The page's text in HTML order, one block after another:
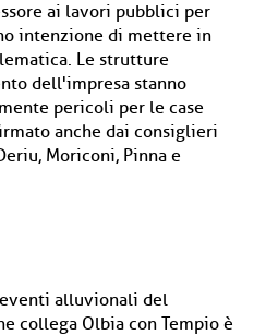
ai lavori pubblici per
intenzione di mettere in
Le strutture
dell'impresa stanno
pericoli per le case
anche dai consiglieri
Moriconi, Pinna e
alluvionali del
collega Olbia con Tempio è